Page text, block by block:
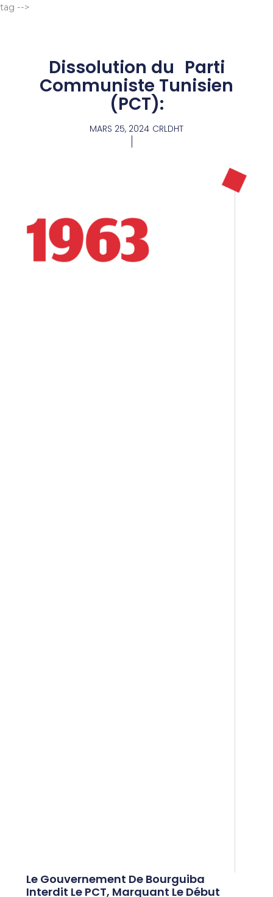
tag -->
Dissolution du Parti
Communiste Tunisien
(PCT):
MARS 25, 2024 CRLDHT
Le Gouvernement De Bourguiba
Interdit Le PCT, Marquant Le Début